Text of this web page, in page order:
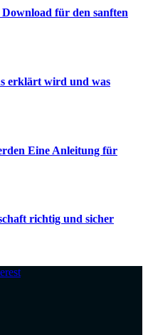
für den sanften
erklärt wird und was
Eine Anleitung für
richtig und sicher